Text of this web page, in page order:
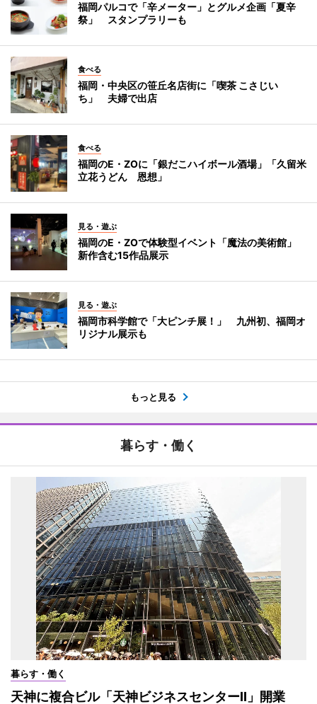
福岡パルコで「辛メーター」とグルメ企画「夏辛
祭」 スタンプラリーも
食べる
福岡・中央区の笹丘名店街に「喫茶 こさじい
ち」 夫婦で出店
食べる
福岡のE・ZOに「銀だこハイボール酒場」「久留米
立花うどん 恩想」
見る・遊ぶ
福岡のE・ZOで体験型イベント「魔法の美術館」
新作含む15作品展示
見る・遊ぶ
福岡市科学館で「大ピンチ展！」 九州初、福岡オ
リジナル展示も
もっと見る
暮らす・働く
暮らす・働く
天神に複合ビル「天神ビジネスセンターII」開業